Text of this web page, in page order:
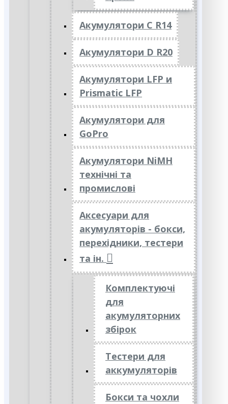
Акумулятори C R14
Акумулятори D R20
Акумулятори LFP и
Prismatic LFP
Акумулятори для
GoPro
Акумулятори NiMH
технічні та
промислові
Аксесуари для
акумуляторів - бокси,
перехідники, тестери
та ін.
Комплектуючі
для
акумуляторних
збірок
Тестери для
аккумуляторів
Бокси та чохли